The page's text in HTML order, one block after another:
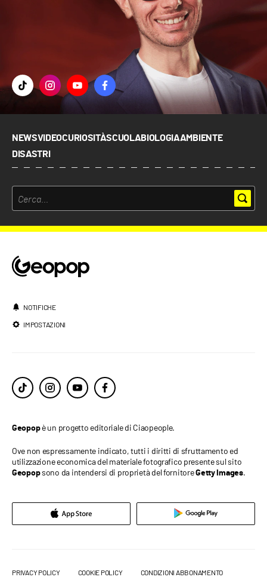
NEWSVIDEOCURIOSITÀSCUOLABIOLOGIAAMBIENTE
DISASTRI
NOTIFICHE
IMPOSTAZIONI
Geopopè un progetto editoriale di Ciaopeople.
Ove non espressamente indicato, tutti i diritti di sfruttamento ed
utilizzazione economica del materiale fotografico presente sul sito
Geopopsono da intendersi di proprietà del fornitoreGetty Images.
PRIVACY POLICY COOKIE POLICY CONDIZIONI ABBONAMENTO